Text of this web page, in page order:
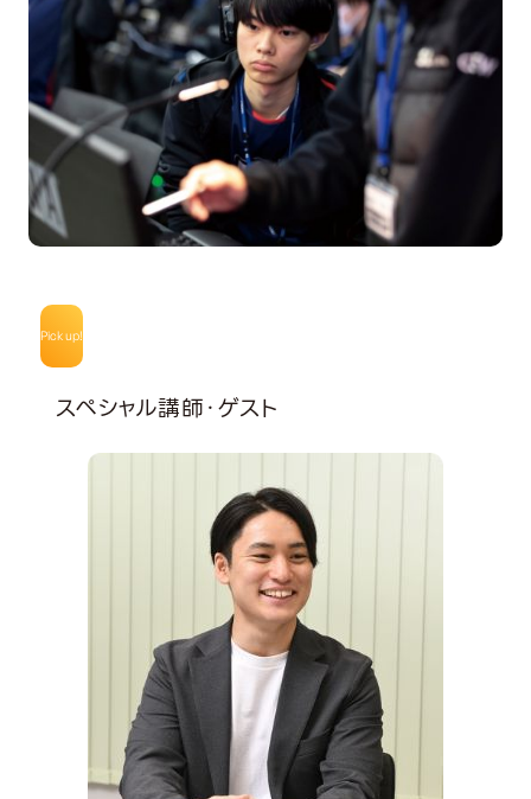
Pick up!
スペシャル講師・ゲスト